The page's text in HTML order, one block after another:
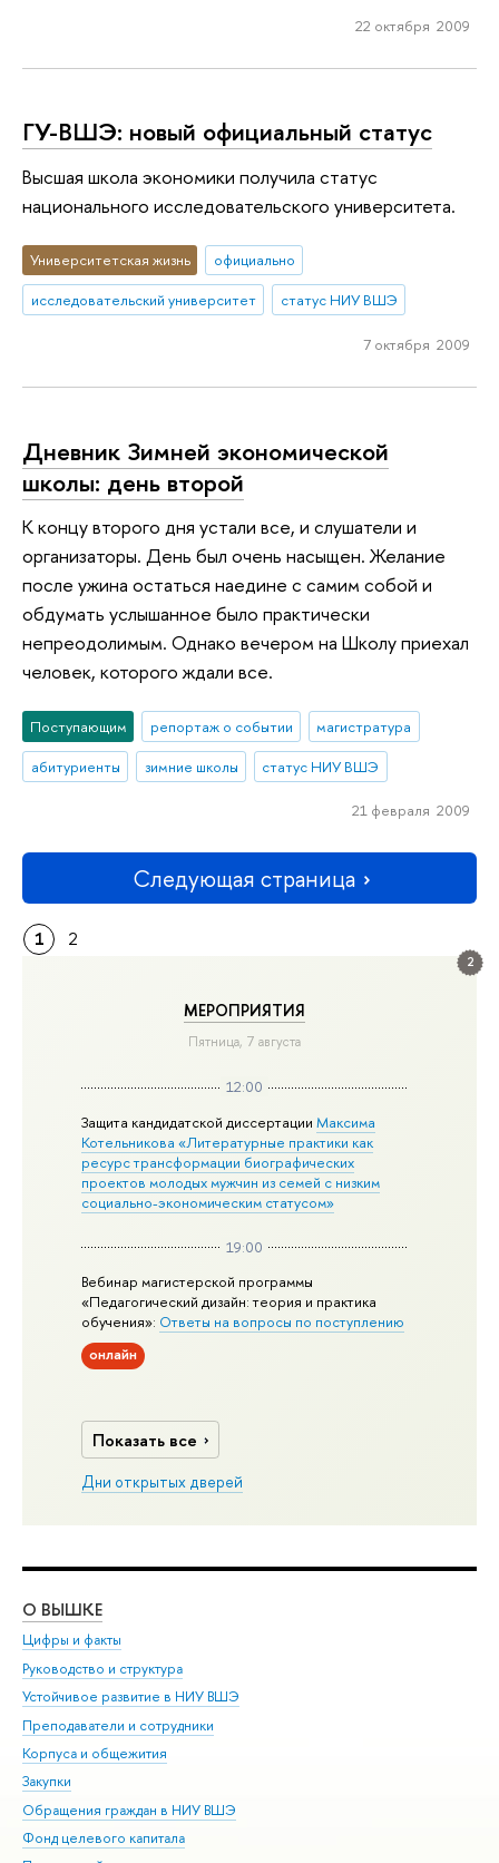
2
МЕРОПРИЯТИЯ
Пятница, 7 августа
12:00
Защита кандидатской диссертацииМаксима
Котельникова «Литературные практики как
ресурс трансформации биографических
проектов молодых мужчин из семей с низким
социально-экономическим статусом»
19:00
Вебинар магистерской программы
«Педагогический дизайн: теория и практика
обучения»: Ответы на вопросы по поступлению
онлайн
Показать все
Дни открытых дверей
22 октября 2009
ГУ-ВШЭ: новый официальный статус
Высшая школа экономики получила статус
национального исследовательского университета.
Университетская жизнь
официально
исследовательский университет
статус НИУ ВШЭ
7 октября 2009
Дневник Зимней экономической
школы: день второй
К концу второго дня устали все, и слушатели и
организаторы. День был очень насыщен. Желание
после ужина остаться наедине с самим собой и
обдумать услышанное было практически
непреодолимым. Однако вечером на Школу приехал
человек, которого ждали все.
Поступающим репортаж о событии
магистратура
абитуриенты
зимние школы статус НИУ ВШЭ
21 февраля 2009
Следующая страница
1 2
О ВЫШКЕ
Цифры и факты
Руководство и структура
Устойчивое развитие в НИУ ВШЭ
Преподаватели и сотрудники
Корпуса и общежития
Закупки
Обращения граждан в НИУ ВШЭ
Фонд целевого капитала